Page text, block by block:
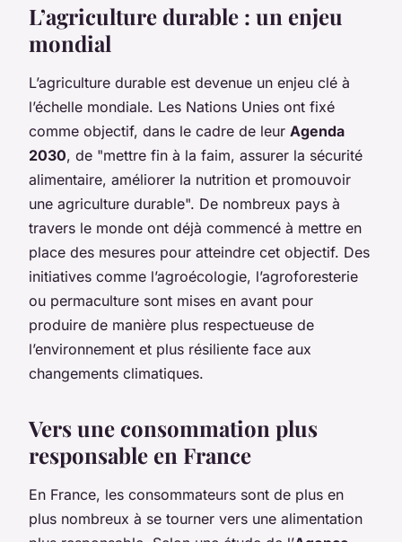
L’agriculture durable : un enjeu
mondial
L’agriculture durable est devenue un enjeu clé à
l’échelle mondiale. Les Nations Unies ont fixé
comme objectif, dans le cadre de leur Agenda
2030, de "mettre fin à la faim, assurer la sécurité
alimentaire, améliorer la nutrition et promouvoir
une agriculture durable". De nombreux pays à
travers le monde ont déjà commencé à mettre en
place des mesures pour atteindre cet objectif. Des
initiatives comme l’agroécologie, l’agroforesterie
ou permaculture sont mises en avant pour
produire de manière plus respectueuse de
l’environnement et plus résiliente face aux
changements climatiques.
Vers une consommation plus
responsable en France
En France, les consommateurs sont de plus en
plus nombreux à se tourner vers une alimentation